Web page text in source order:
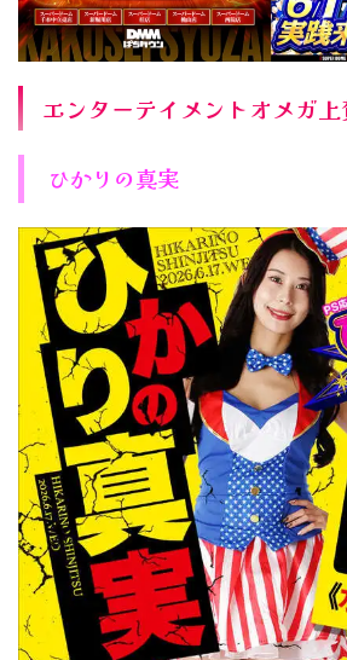
エンターテイメントオメガ上
ひかりの真実